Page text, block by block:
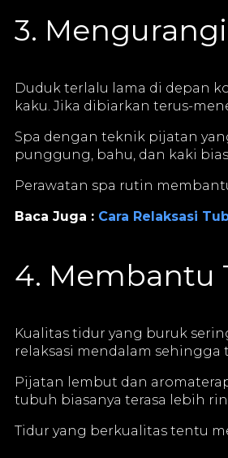
3.
Duduk terlalu lama di depan
kaku. Jika dibiarkan terus-
Spa dengan teknik pijatan
punggung, bahu, dan kaki
Perawatan spa rutin
Baca Juga : Cara Relaksasi
4. Membantu
Kualitas tidur yang buruk
relaksasi mendalam
Pijatan lembut dan
tubuh biasanya terasa lebih
Tidur yang berkualitas tentu